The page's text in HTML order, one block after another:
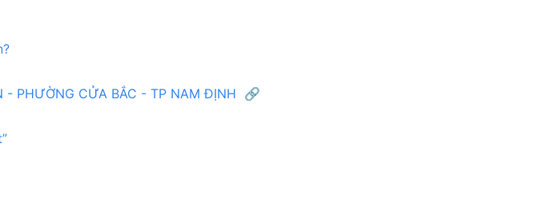
PHƯỜNG CỬA BẮC - TP NAM ĐỊNH 🔗